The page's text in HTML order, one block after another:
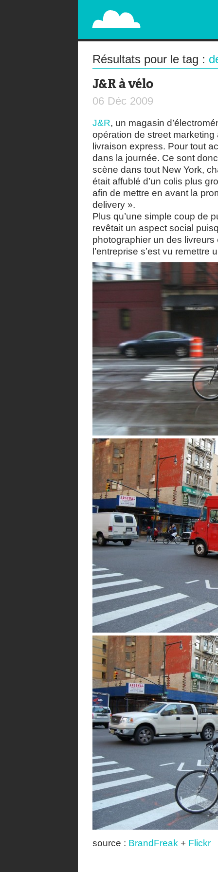
PAPERPLANE
STREET, AMBIENT, GUÉRILLA MARKETING
Résultats pour le tag :
J&R à vélo
06 Déc 2009
J&R, un magasin
opération de street
livraison express. Pour tout
dans la journée. Ce sont
scène dans tout New York,
était affublé d’un colis plus
afin de mettre en avant la
delivery ».
Plus qu’une simple coup de
revêtait un aspect social
photographier un des
l’entreprise s’est vu remettre
source : BrandFreak + Flickr